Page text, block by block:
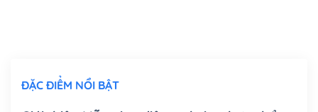
Mua thêm Host + Tên miền
Tên miền quốc tế .com .net .org (1 năm)
(+300,000₫)
ĐẶC ĐIỂM NỔI BẬT